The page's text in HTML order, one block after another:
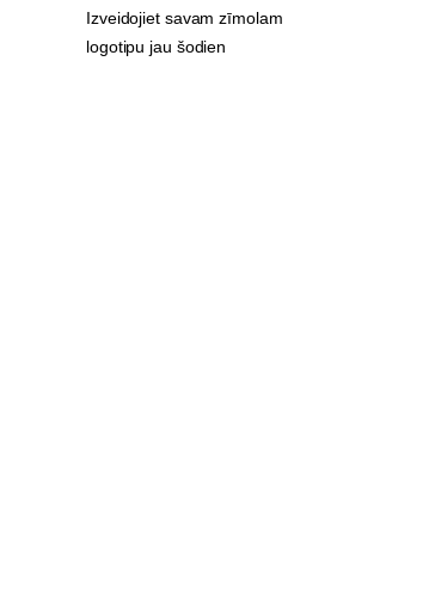
Izveidojiet savam zīmolam
logotipu jau šodien